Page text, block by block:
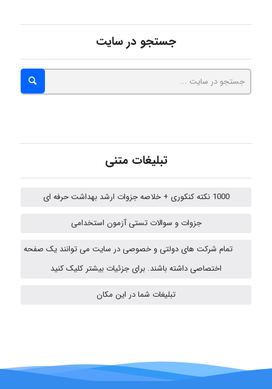
Kati
emami
ehtesham
A.balandeh
جستجو در سایت
تبلیغات متنی
1000 نکته کنکوری + خلاصه جزوات ارشد بهداشت حرفه ای
جزوات و سوالات تستی آزمون استخدامی
تمام شرکت های دولتی و خصوصی در سایت می توانند یک صفحه
اختصاصی داشته باشند. برای جزئیات بیشتر کلیک کنید
تبلیغات شما در این مکان